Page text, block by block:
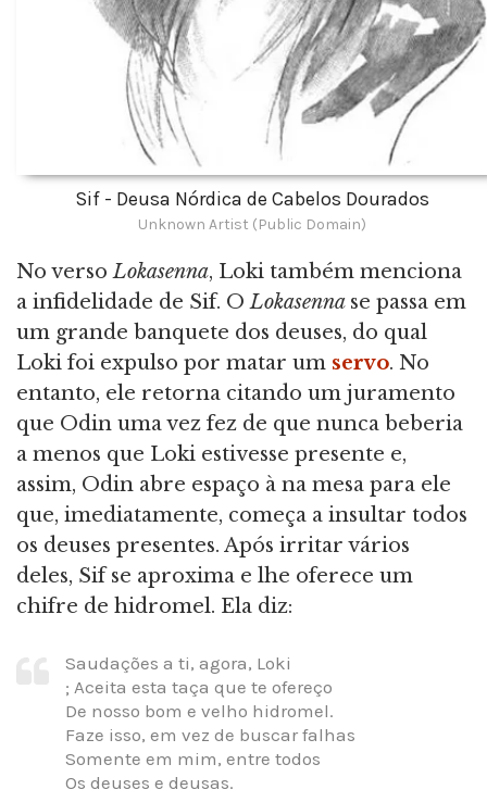
Sif - Deusa Nórdica de Cabelos Dourados
Unknown Artist (Public Domain)
No versoLokasenna, Loki também menciona
a infidelidade de Sif. OLokasenna se passa em
um grande banquete dos deuses, do qual
Loki foi expulso por matar um servo. No
entanto, ele retorna citando um juramento
que Odin uma vez fez de que nunca beberia
a menos que Loki estivesse presente e,
assim, Odin abre espaço à na mesa para ele
que, imediatamente, começa a insultar todos
os deuses presentes. Após irritar vários
deles, Sif se aproxima e lhe oferece um
chifre de hidromel. Ela diz:
Saudações a ti, agora, Loki
; Aceita esta taça que te ofereço
De nosso bom e velho hidromel.
Faze isso, em vez de buscar falhas
Somente em mim, entre todos
Os deuses e deusas.